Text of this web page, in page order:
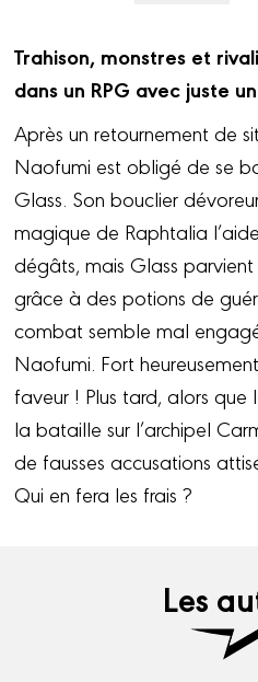
Trahison, monstres et
dans un RPG avec juste
Après un retournement de
Naofumi est obligé de se
Glass. Son bouclier
magique de Raphtalia
dégâts, mais Glass
grâce à des potions de
combat semble mal
Naofumi. Fort
faveur ! Plus tard, alors que
la bataille sur l’archipel
de fausses accusations
Qui en fera les frais ?
Les